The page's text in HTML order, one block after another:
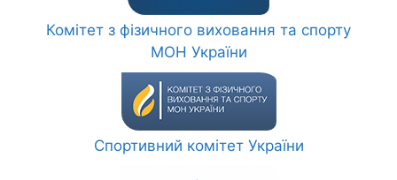
Комітет з фізичного виховання та спорту
МОН України
Спортивний комітет України